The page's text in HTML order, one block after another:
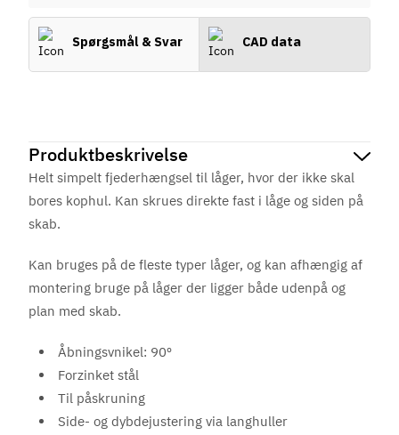
Produktbeskrivelse
Helt simpelt fjederhængsel til låger, hvor der ikke skal
bores kophul. Kan skrues direkte fast i låge og siden på
skab.
Kan bruges på de fleste typer låger, og kan afhængig af
montering bruge på låger der ligger både udenpå og
plan med skab.
Åbningsvnikel: 90º
Forzinket stål
Til påskruning
Side- og dybdejustering via langhuller
Spørgsmål & Svar CAD data